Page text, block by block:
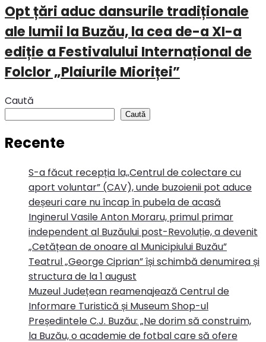
Opt țări aduc dansurile tradiționale
ale lumii la Buzău, la cea de-a XI-a
ediție a Festivalului Internațional de
Folclor „Plaiurile Mioriței”
Caută
Caută
Recente
S-a făcut recepția la,,Centrul de colectare cu
aport voluntar” (CAV), unde buzoienii pot aduce
deșeuri care nu încap în pubela de acasă
Inginerul Vasile Anton Moraru, primul primar
independent al Buzăului post-Revoluție, a devenit
„Cetățean de onoare al Municipiului Buzău”
Teatrul „George Ciprian” își schimbă denumirea și
structura de la 1 august
Muzeul Județean reamenajează Centrul de
Informare Turistică și Museum Shop-ul
Președintele C.J. Buzău: „Ne dorim să construim,
la Buzău, o academie de fotbal care să ofere